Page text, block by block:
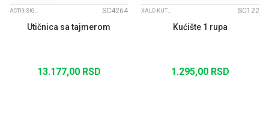
ACTI9 SIGNALIZACIJA SC4264
Utičnica sa tajmerom
13.177,00 RSD
XALD KUTIJE ZA FI22 SIGNALIZACIJU SC122
Kućište 1 rupa
1.295,00 RSD